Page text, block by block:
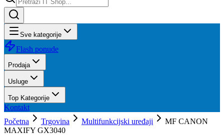
Sve kategorije
Flash ponude
Prodaja
Usluge
Top Kategorije
Kontakt
Početna
Trgovina Multifunkcijski uređaji
MF CANON
MAXIFY GX3040